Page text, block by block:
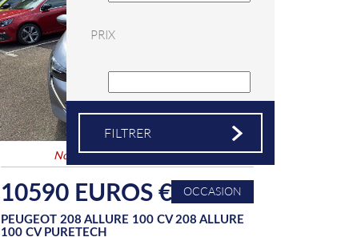
PRIX
Nouveauté&Coup de coeur
10590 EUROS € OCCASION
PEUGEOT 208 ALLURE 100 CV 208 ALLURE
100 CV PURETECH